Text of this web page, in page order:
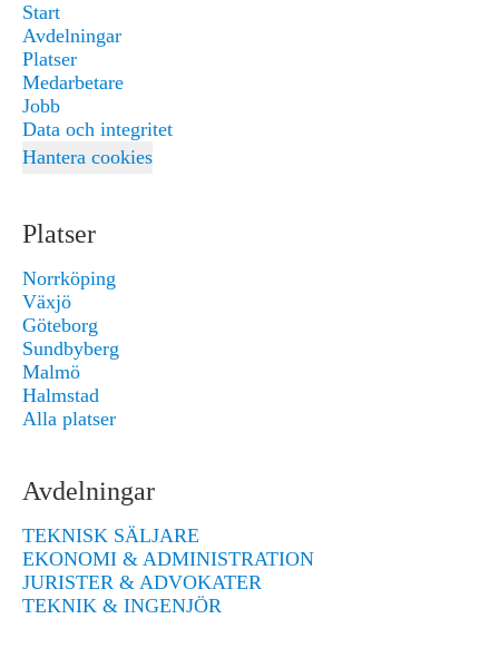
Start
Avdelningar
Platser
Medarbetare
Jobb
Data och integritet
Hantera cookies
Platser
Norrköping
Växjö
Göteborg
Sundbyberg
Malmö
Halmstad
Alla platser
Avdelningar
TEKNISK SÄLJARE
EKONOMI & ADMINISTRATION
JURISTER & ADVOKATER
TEKNIK & INGENJÖR